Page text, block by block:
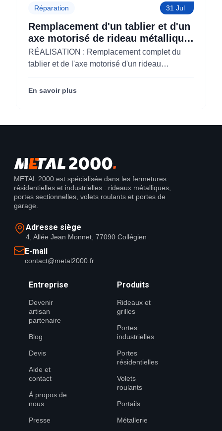
Réparation 31 Jul
Remplacement d'un tablier et d'un
axe motorisé de rideau métallique
pour M'CHADAL (Optical Center)
(95)
RÉALISATION : Remplacement complet du
tablier et de l'axe motorisé d'un rideau
Center) (95290).
En savoir plus
METAL 2000 est spécialisée dans les fermetures
résidentielles et industrielles : rideaux métalliques,
portes sectionnelles, volets roulants et portes de
garage.
Adresse siège
4, Allée Jean Monnet, 77090 Collégien
E-mail
contact@metal2000.fr
Entreprise
Devenir
artisan
partenaire
Blog
Devis
Aide et
contact
À propos de
nous
Presse
Produits
Rideaux et
grilles
Portes
industrielles
Portes
résidentielles
Volets
roulants
Portails
Métallerie